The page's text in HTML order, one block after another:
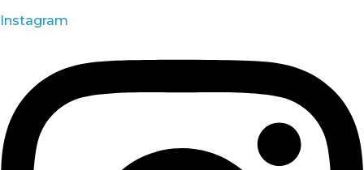
Instagram